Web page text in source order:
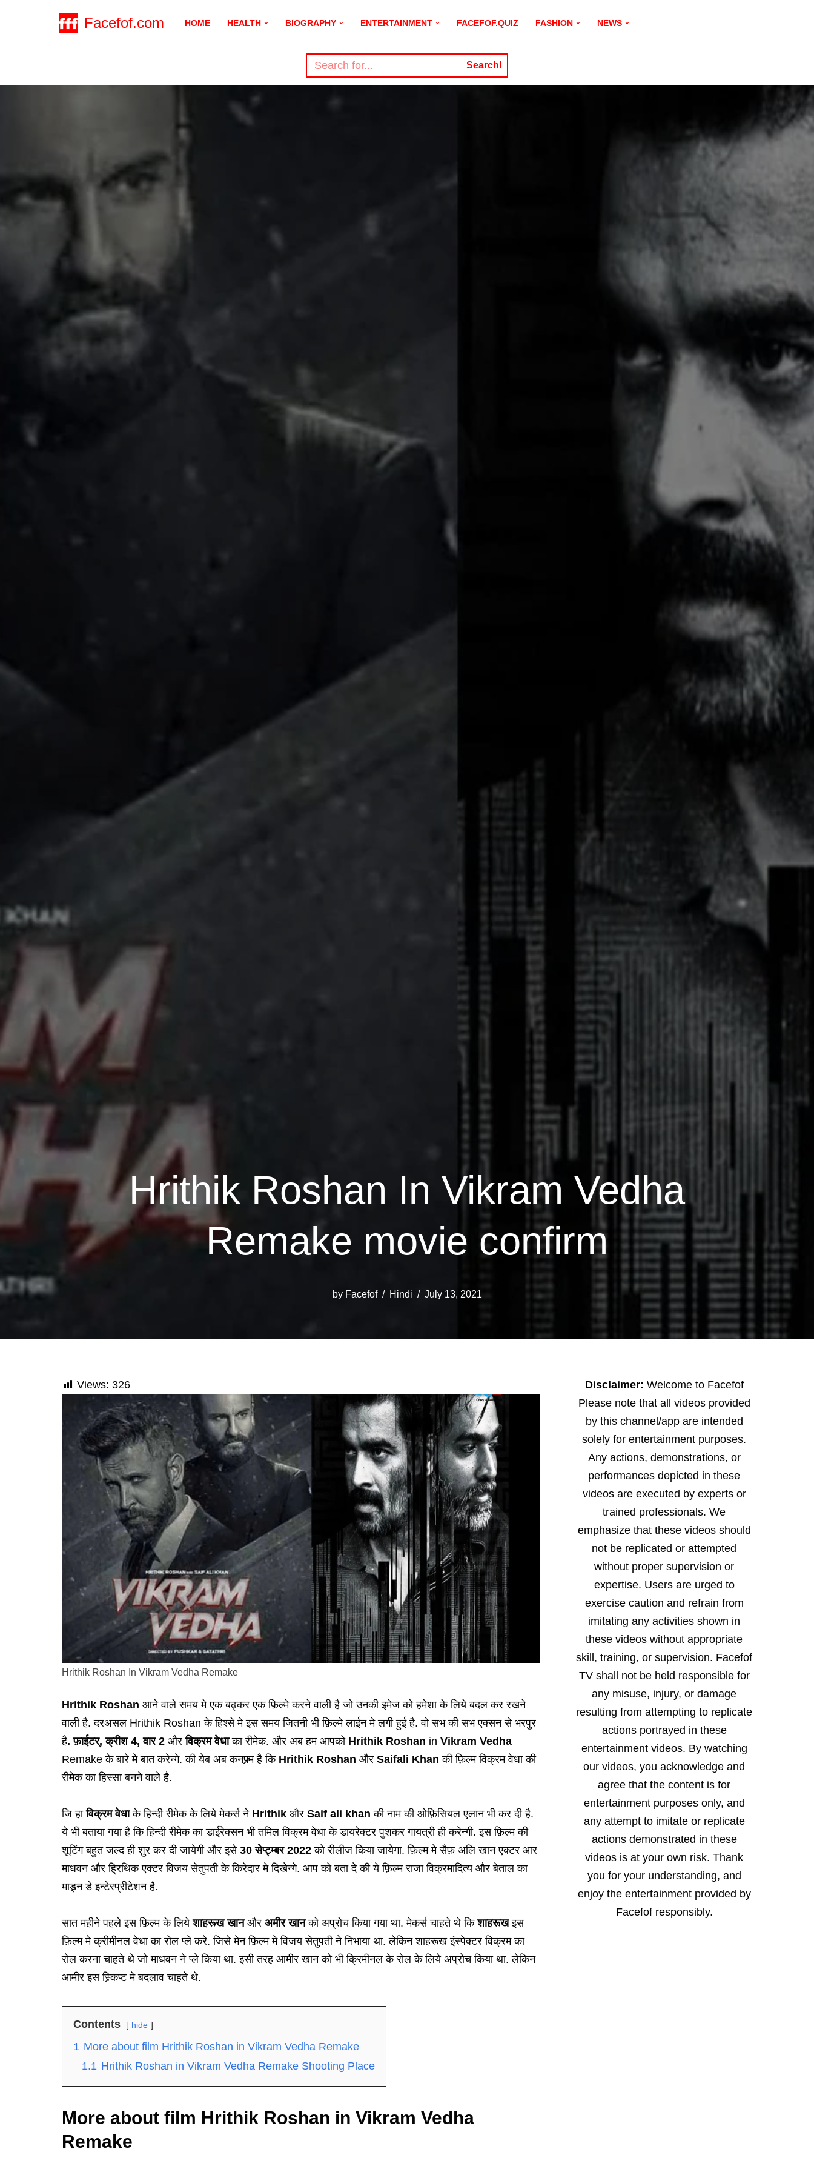
Facefof.com HOME HEALTH BIOGRAPHY ENTERTAINMENT FACEFOF.QUIZ FASHION NEWS
Search!
Hrithik Roshan In Vikram Vedha
Remake movie confirm
by Facefof Hindi July 13, 2021
Views: 326
Hrithik Roshan In Vikram Vedha Remake
Hrithik Roshan आने वाले समय मे एक बढ्कर एक फ़िल्मे करने वाली है जो उनकी इमेज को हमेशा के लिये बदल कर रखने
वाली है. दरअसल Hrithik Roshan के हिश्से मे इस समय जितनी भी फ़िल्मे लाईन मे लगी हुई है. वो सभ की सभ एक्सन से भरपुर
है. फ़ाईटर्, क्रीश 4, वार 2 औरविक्रम वेधाका रीमेक. और अब हम आपको Hrithik Roshan in Vikram Vedha
Remake के बारे मे बात करेन्गे. की येब अब कनफ़्र्म है कि Hrithik Roshan और Saifali Khan की फ़िल्म विक्रम वेधा की
रीमेक का हिस्सा बनने वाले है.
जि हाविक्रम वेधाके हिन्दी रीमेक के लिये मेकर्स ने Hrithik और Saif ali khan की नाम की ओफ़िसियल एलान भी कर दी है.
ये भी बताया गया है कि हिन्दी रीमेक का डाईरेक्सन भी तमिल विक्रम वेधा के डायरेक्टर पुशकर गायत्री ही करेन्गी. इस फ़िल्म की
शूटिंग बहुत जल्द ही शुर कर दी जायेगी और इसे 30 सेप्ट्म्बर 2022 को रीलीज किया जायेगा. फ़िल्म मे सैफ़ अलि खान एक्टर आर
माधवन और ह्रिथिक एक्टर विजय सेतुपती के किरेदार मे दिखेन्गे. आप को बता दे की ये फ़िल्म राजा विक्रमादित्य और बेताल का
माड्र्न डे इन्टेरप्रीटेशन है.
सात महीने पहले इस फ़िल्म के लियेशाहरूख खानऔर अमीर खानको अप्रोच किया गया था. मेकर्स चाहते थे किशाहरूखइस
फ़िल्म मे क्रीमीनल वेधा का रोल प्ले करे. जिसे मेन फ़िल्म मे विजय सेतुपती ने निभाया था. लेकिन शाहरूख इंस्पेक्टर विक्रम का
रोल करना चाहते थे जो माधवन ने प्ले किया था. इसी तरह आमीर खान को भी क्रिमीनल के रोल के लिये अप्रोच किया था. लेकिन
आमीर इस स्र्किप्ट मे बदलाव चाहते थे.
Contents hide
1 More about film Hrithik Roshan in Vikram Vedha Remake
1.1 Hrithik Roshan in Vikram Vedha Remake Shooting Place
More about film Hrithik Roshan in Vikram Vedha
Remake
Disclaimer: Welcome to Facefof
Please note that all videos provided
by this channel/app are intended
solely for entertainment purposes.
Any actions, demonstrations, or
performances depicted in these
videos are executed by experts or
trained professionals. We
emphasize that these videos should
not be replicated or attempted
without proper supervision or
expertise. Users are urged to
exercise caution and refrain from
imitating any activities shown in
these videos without appropriate
skill, training, or supervision. Facefof
TV shall not be held responsible for
any misuse, injury, or damage
resulting from attempting to replicate
actions portrayed in these
entertainment videos. By watching
our videos, you acknowledge and
agree that the content is for
entertainment purposes only, and
any attempt to imitate or replicate
actions demonstrated in these
videos is at your own risk. Thank
you for your understanding, and
enjoy the entertainment provided by
Facefof responsibly.